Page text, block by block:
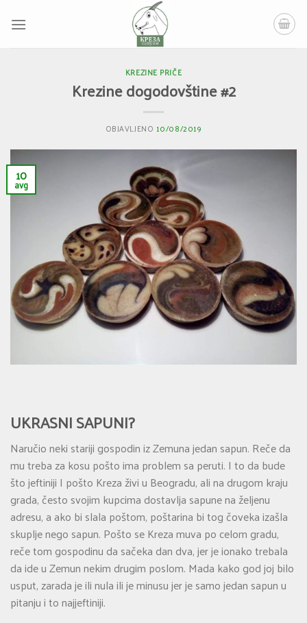
KREZINE PRIČE
Krezine dogodovštine #2
OBJAVLJENO 10/08/2019
10
avg
UKRASNI SAPUNI?
Naručio neki stariji gospodin iz Zemuna jedan sapun. Reče da
mu treba za kosu pošto ima problem sa peruti. I to da bude
što jeftiniji I pošto Kreza živi u Beogradu, ali na drugom kraju
grada, često svojim kupcima dostavlja sapune na željenu
adresu, a ako bi slala poštom, poštarina bi tog čoveka izašla
skuplje nego sapun. Pošto se Kreza muva po celom gradu,
reče tom gospodinu da sačeka dan dva, jer je ionako trebala
da ide u Zemun nekim drugim poslom. Mada kako god joj bilo
usput, zarada je ili nula ili je minusu jer je samo jedan sapun u
pitanju i to najjeftiniji.